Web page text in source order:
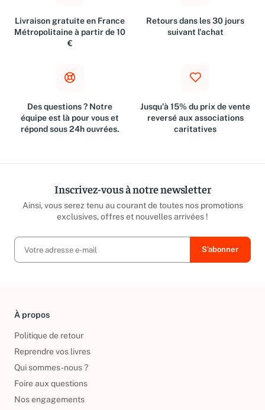
Livraison gratuite en France
Métropolitaine à partir de 10
€
Retours dans les 30 jours
suivant l'achat
Des questions ? Notre
équipe est là pour vous et
répond sous 24h ouvrées.
Jusqu'à 15% du prix de vente
reversé aux associations
caritatives
Inscrivez-vous à notre newsletter
Ainsi, vous serez tenu au courant de toutes nos promotions
exclusives, offres et nouvelles arrivées !
À propos
Politique de retour
Reprendre vos livres
Qui sommes-nous ?
Foire aux questions
Nos engagements